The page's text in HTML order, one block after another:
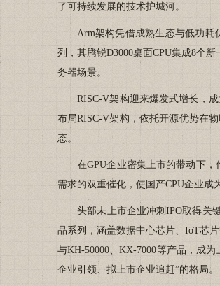
了可持续发展的技术护城河。
Arm架构凭借成熟生态与低功耗优
列，其腾锐D3000桌面CPU集成8个
务器场景。
RISC-V架构迎来爆发式增长，成
布局RISC-V架构，依托开源优势在
态。
在GPU企业密集上市的带动下，作
需求的双重催化，使国产CPU企业成
头部未上市企业冲刺IPO取得关键
品系列，涵盖数据中心芯片、IoT芯
与KH-50000、KX-7000等产品，成
企业引领、拟上市企业追赶”的格局。